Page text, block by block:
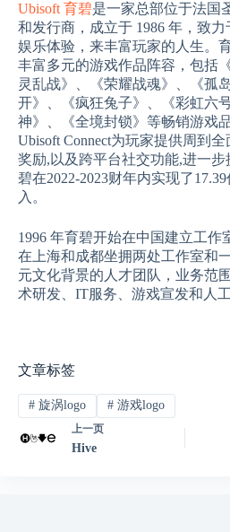
Ubisoft 育碧是一家总部位于法国
和发行商，成立于 1986 年，致
娱乐体验，来丰富玩家的人生。
丰富多元的游戏作品阵容，包括
灵乱战》、《荣耀战魂》、《孤
开》、《疯狂兔子》、《彩虹六
神》、《全境封锁》等畅销游戏
Ubisoft Connect为玩家提供周到
奖励,以及跨平台社交功能,进一
碧在2022-2023财年内实现了
入。
1996 年育碧开始在中国建立工作
在上海和成都坐拥两处工作室和
元文化背景的人才团队，业务范
术研发、IT服务、游戏宣发和人
文章标签
#旋涡logo #游戏logo
上一页
Hive